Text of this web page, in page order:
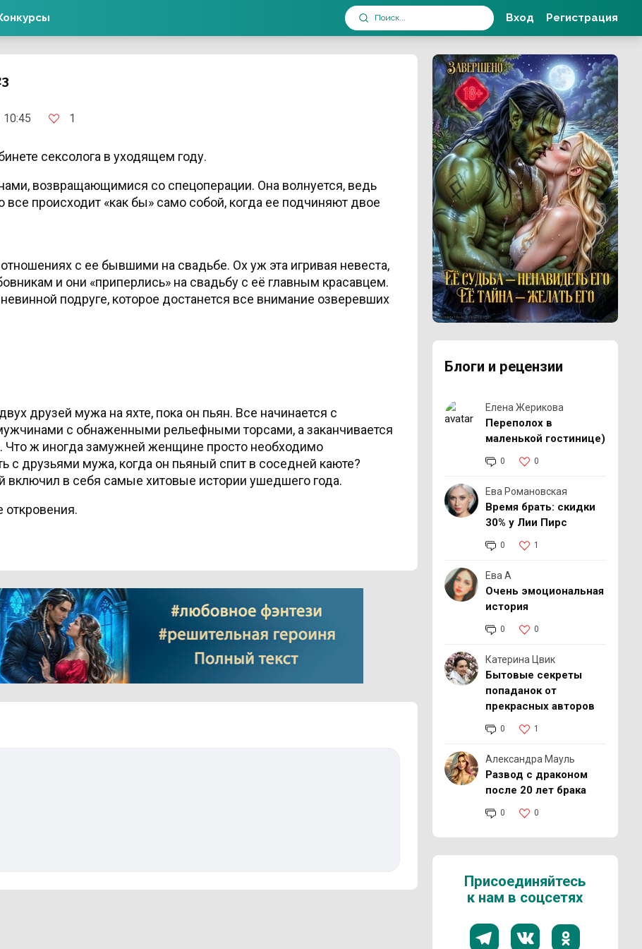
10:45 1
сексолога в уходящем году.
возвращающимися со спецоперации. Она волнуется, ведь
происходит «как бы» само собой, когда ее подчиняют двое
с ее бывшими на свадьбе. Ох уж эта игривая невеста,
и они «приперлись» на свадьбу с её главным красавцем.
подруге, которое достанется все внимание озверевших
друзей мужа на яхте, пока он пьян. Все начинается с
с обнаженными рельефными торсами, а заканчивается
Что ж иногда замужней женщине просто необходимо
с друзьями мужа, когда он пьяный спит в соседней каюте?
включил в себя самые хитовые истории ушедшего года.
откровения.
Блоги и рецензии
Елена Жерикова
Переполох в
маленькой гостинице)
0 0
Ева Романовская
Время брать: скидки
30% у Лии Пирс
0 1
Ева А
Очень эмоциональная
история
0 0
Катерина Цвик
Бытовые секреты
попаданок от
прекрасных авторов
0 1
Александра Мауль
Развод с драконом
после 20 лет брака
0 0
Присоединяйтесь
к нам в соцсетях
Реклама 18+ АО «ЛитГород»
Вход Регистрация